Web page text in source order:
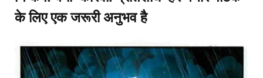
के लिए एक जरूरी अनुभव है